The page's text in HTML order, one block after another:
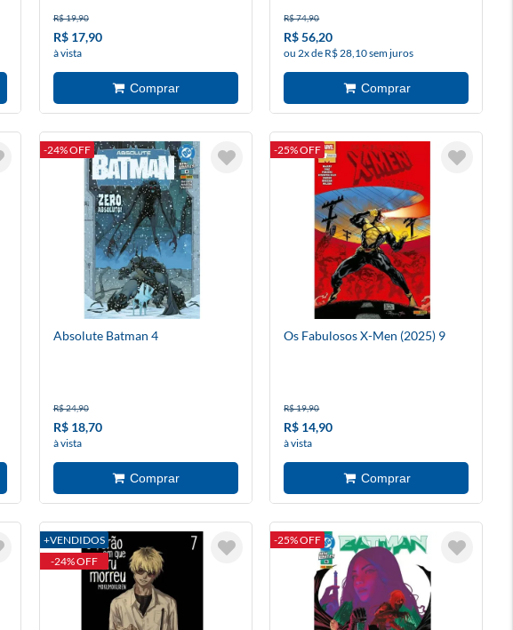
R$ 19,90
R$ 17,90
à vista
R$ 74,90
R$ 56,20
ou 2x de R$ 28,10 sem juros
-24% OFF
Absolute Batman 4
R$ 24,90
R$ 18,70
à vista
-25% OFF
Os Fabulosos X-Men (2025) 9
R$ 19,90
R$ 14,90
à vista
+VENDIDOS
-24% OFF
-25% OFF